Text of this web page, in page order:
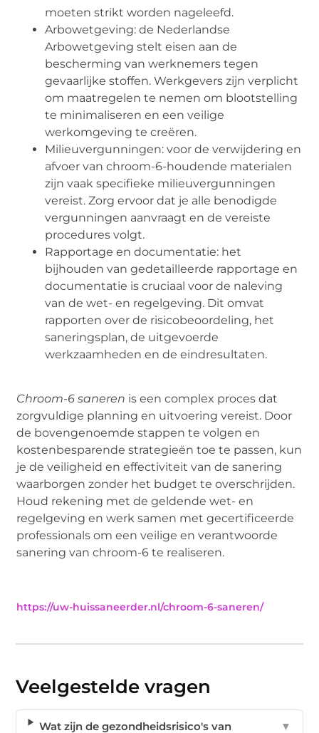
moeten strikt worden nageleefd.
Arbowetgeving: de Nederlandse
Arbowetgeving stelt eisen aan de
bescherming van werknemers tegen
gevaarlijke stoffen. Werkgevers zijn verplicht
om maatregelen te nemen om blootstelling
te minimaliseren en een veilige
werkomgeving te creëren.
Milieuvergunningen: voor de verwijdering en
afvoer van chroom-6-houdende materialen
zijn vaak specifieke milieuvergunningen
vereist. Zorg ervoor dat je alle benodigde
vergunningen aanvraagt en de vereiste
procedures volgt.
Rapportage en documentatie: het
bijhouden van gedetailleerde rapportage en
documentatie is cruciaal voor de naleving
van de wet- en regelgeving. Dit omvat
rapporten over de risicobeoordeling, het
saneringsplan, de uitgevoerde
werkzaamheden en de eindresultaten.
Chroom-6 saneren is een complex proces dat
zorgvuldige planning en uitvoering vereist. Door
de bovengenoemde stappen te volgen en
kostenbesparende strategieën toe te passen, kun
je de veiligheid en effectiviteit van de sanering
waarborgen zonder het budget te overschrijden.
Houd rekening met de geldende wet- en
regelgeving en werk samen met gecertificeerde
professionals om een veilige en verantwoorde
sanering van chroom-6 te realiseren.
https://uw-huissaneerder.nl/chroom-6-saneren/
Veelgestelde vragen
Wat zijn de gezondheidsrisico's van
▼